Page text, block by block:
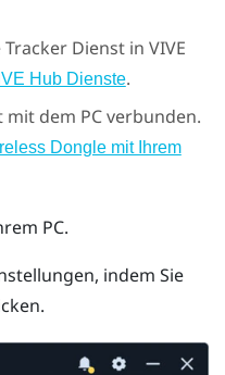
TrackerDienst in VIVE
Hub Dienste.
dem PC verbunden.
Dongle mit Ihrem
PC.
indem Sie